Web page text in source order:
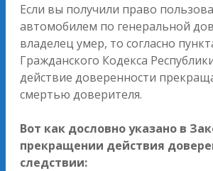
Если вы получили право
автомобилем по генеральной
владелец умер, то согласно
Гражданского Кодекса
действие доверенности
смертью доверителя.
Вот как дословно указано в
прекращении действия
следствии: